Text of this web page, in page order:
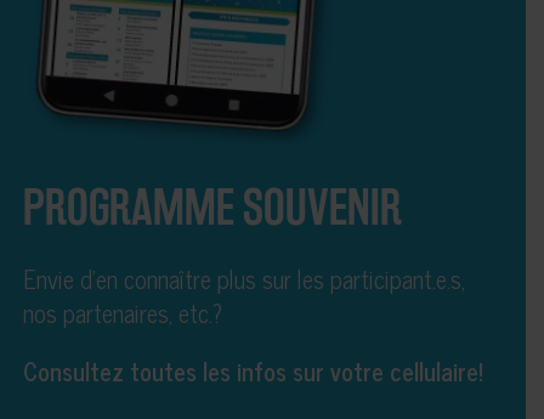
PROGRAMME SOUVENIR
Envie d’en connaître plus sur les participant.e.s,
nos partenaires, etc.?
Consultez toutes les infos sur votre cellulaire!